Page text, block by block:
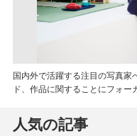
国内外で活躍する注目の写真家
ド、作品に関することにフォー
人気の記事